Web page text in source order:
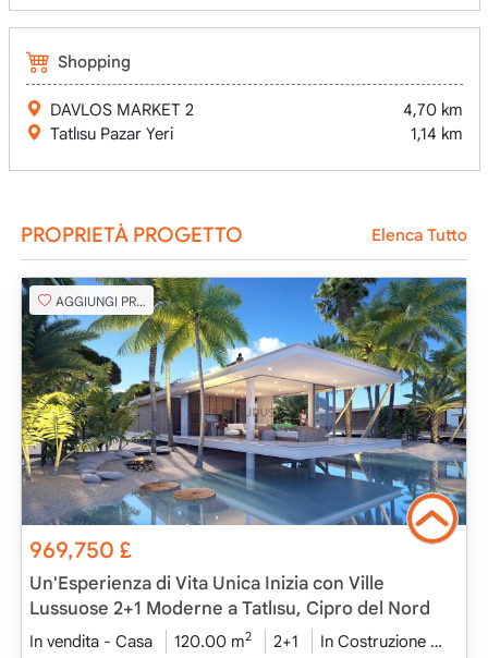
Shopping
DAVLOS MARKET 2
4,70 km
Tatlısu Pazar Yeri
1,14 km
PROPRIETÀ PROGETTO Elenca Tutto
AGGIUNGI PREFERITO
969,750£
Un'Esperienza di Vita Unica Inizia con Ville
Lussuose 2+1 Moderne a Tatlısu, Cipro del Nord
In vendita - Casa 120.00 m2 2+1 In Costruzione